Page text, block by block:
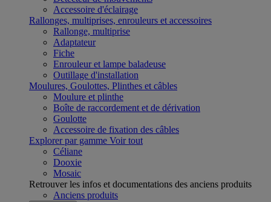
Accessoire d'éclairage
Rallonges, multiprises, enrouleurs et accessoires
Rallonge, multiprise
Adaptateur
Fiche
Enrouleur et lampe baladeuse
Outillage d'installation
Moulures, Goulottes, Plinthes et câbles
Moulure et plinthe
Boîte de raccordement et de dérivation
Goulotte
Accessoire de fixation des câbles
Explorer par gamme Voir tout
Céliane
Dooxie
Mosaic
Retrouver les infos et documentations des anciens produits
Anciens produits